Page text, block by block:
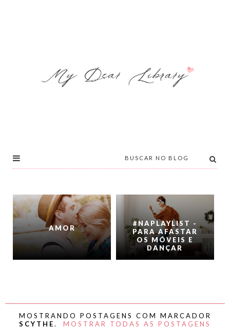
AMOR
#NAPLAYLIST -
PARA AFASTAR
OS MÓVEIS E
DANÇAR
MOSTRANDO POSTAGENS COM MARCADOR
SCYTHE. MOSTRAR TODAS AS POSTAGENS